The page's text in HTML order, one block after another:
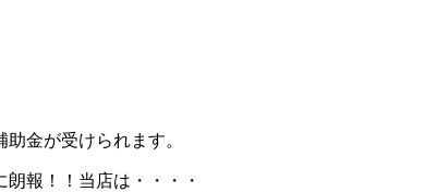
金が受けられます。
報！！当店は・・・・